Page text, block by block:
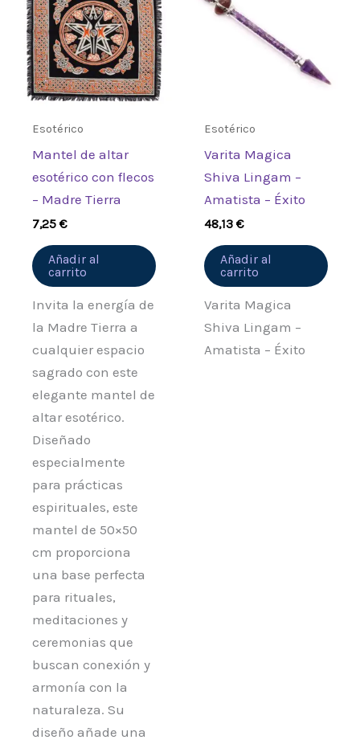
Bruja de Cristal de Piedra
Preciosa de Plata Oscura”
Debesaccederpara publicar una
valoración.
Esotérico
Mantel de altar
esotérico con flecos
– Madre Tierra
7,25€
Añadir al
carrito
Invita la energía de
la Madre Tierra a
cualquier espacio
sagrado con este
elegante mantel de
altar esotérico.
Diseñado
especialmente
para prácticas
espirituales, este
mantel de 50×50
cm proporciona
una base perfecta
para rituales,
meditaciones y
ceremonias que
buscan conexión y
armonía con la
naturaleza. Su
diseño añade una
Esotérico
Varita Magica
Shiva Lingam –
Amatista – Éxito
48,13€
Añadir al
carrito
Varita Magica
Shiva Lingam –
Amatista – Éxito